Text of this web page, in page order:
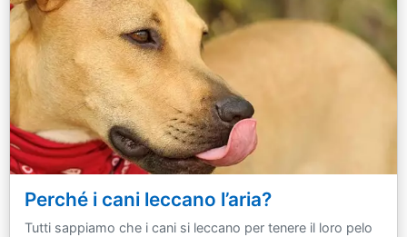
Perché i cani leccano l’aria?
Tutti sappiamo che i cani si leccano per tenere il loro pelo